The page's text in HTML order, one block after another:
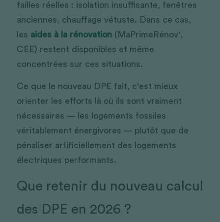
failles réelles : isolation insuffisante, fenêtres
anciennes, chauffage vétuste. Dans ce cas,
les aides à la rénovation (MaPrimeRénov',
CEE) restent disponibles et même
concentrées sur ces situations.
Ce que le nouveau DPE fait, c'est mieux
orienter les efforts là où ils sont vraiment
nécessaires — les logements fossiles
véritablement énergivores — plutôt que de
pénaliser artificiellement des logements
électriques performants.
Que retenir du nouveau calcul
des DPE en 2026 ?